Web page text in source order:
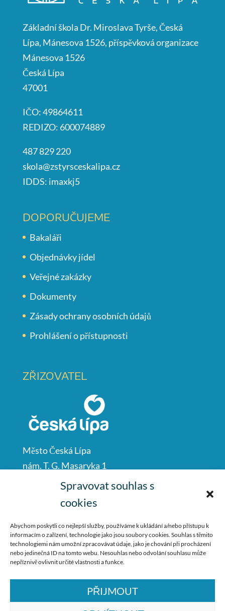
Spravovat souhlas s
cookies
Abychom poskytli co nejlepší služby, používáme k ukládání a/nebo přístupu k
informacím o zařízení, technologie jako jsou soubory cookies. Souhlas s těmito
technologiemi nám umožní zpracovávat údaje, jako je chování při procházení
nebo jedinečná ID na tomto webu. Nesouhlas nebo odvolání souhlasu může
nepříznivě ovlivnit určité vlastnosti a funkce.
PŘIJMOUT
Základní škola Dr. Miroslava Tyrše, Česká
Lípa, Mánesova 1526, příspěvková organizace
Mánesova 1526
Česká Lípa
47001
IČO: 49864611
REDIZO: 600074889
487 829 220
skola@zstyrsceskalipa.cz
IDDS: imaxkj5
DOPORUČUJEME
Bakaláři
Objednávky jídel
Veřejné zakázky
Dokumenty
Zásady ochrany osobních údajů
Prohlášení o přístupnosti
ZŘIZOVATEL
Město Česká Lípa
nám. T. G. Masaryka 1
Česká Lípa
487 881 111
podatelna@mucl.cz